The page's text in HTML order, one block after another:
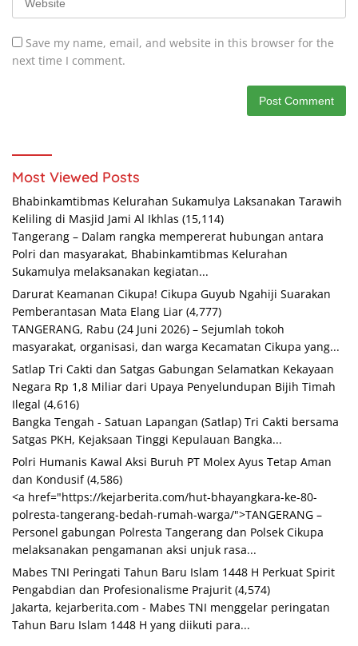
Save my name, email, and website in this browser for the
next time I comment.
Most Viewed Posts
Bhabinkamtibmas Kelurahan Sukamulya Laksanakan Tarawih
Keliling di Masjid Jami Al Ikhlas (15,114)
Tangerang – Dalam rangka mempererat hubungan antara
Polri dan masyarakat, Bhabinkamtibmas Kelurahan
Sukamulya melaksanakan kegiatan...
Darurat Keamanan Cikupa! Cikupa Guyub Ngahiji Suarakan
Pemberantasan Mata Elang Liar (4,777)
TANGERANG, Rabu (24 Juni 2026) – Sejumlah tokoh
masyarakat, organisasi, dan warga Kecamatan Cikupa yang...
Satlap Tri Cakti dan Satgas Gabungan Selamatkan Kekayaan
Negara Rp 1,8 Miliar dari Upaya Penyelundupan Bijih Timah
Ilegal (4,616)
Bangka Tengah - Satuan Lapangan (Satlap) Tri Cakti bersama
Satgas PKH, Kejaksaan Tinggi Kepulauan Bangka...
Polri Humanis Kawal Aksi Buruh PT Molex Ayus Tetap Aman
dan Kondusif (4,586)
<a href="https://kejarberita.com/hut-bhayangkara-ke-80-
polresta-tangerang-bedah-rumah-warga/">TANGERANG –
Personel gabungan Polresta Tangerang dan Polsek Cikupa
melaksanakan pengamanan aksi unjuk rasa...
Mabes TNI Peringati Tahun Baru Islam 1448 H Perkuat Spirit
Pengabdian dan Profesionalisme Prajurit (4,574)
Jakarta, kejarberita.com - Mabes TNI menggelar peringatan
Tahun Baru Islam 1448 H yang diikuti para...